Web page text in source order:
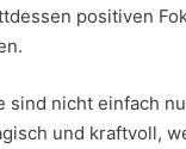
positiven
sind‍ nicht‍ einfach
und kraftvoll,‌